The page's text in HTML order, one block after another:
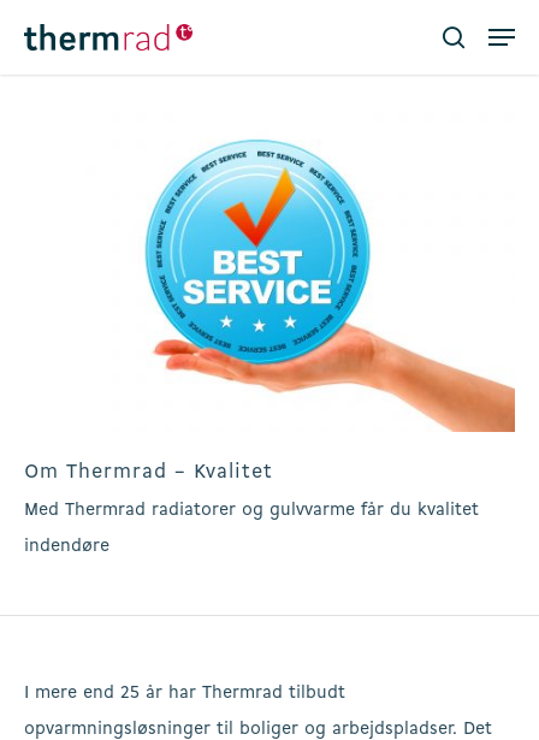
Om Thermrad – Kvalitet
Med Thermrad radiatorer og gulvvarme får du kvalitet
indendøre
I mere end 25 år har Thermrad tilbudt
opvarmningsløsninger til boliger og arbejdspladser. Det